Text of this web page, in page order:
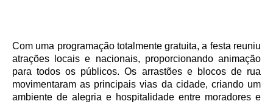
Com uma programação totalmente gratuita, a festa reuniu
atrações locais e nacionais, proporcionando animação
para todos os públicos. Os arrastões e blocos de rua
movimentaram as principais vias da cidade, criando um
ambiente de alegria e hospitalidade entre moradores e